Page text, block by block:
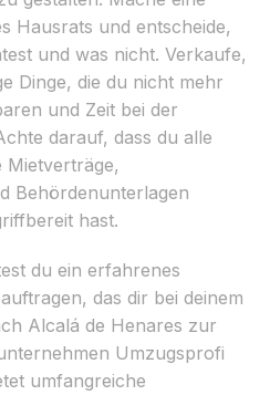
Hausrats und entscheide,
und was nicht. Verkaufe,
Dinge, die du nicht mehr
und Zeit bei der
darauf, dass du alle
Mietverträge,
Behördenunterlagen
hast.
du ein erfahrenes
das dir bei deinem
Alcalá de Henares zur
Umzugsprofi
umfangreiche